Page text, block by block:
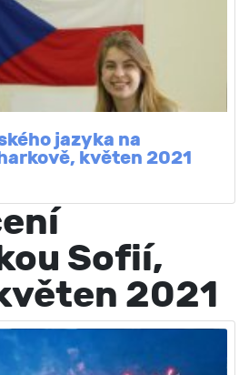
jazyka na
květen 2021
Sofií,
2021